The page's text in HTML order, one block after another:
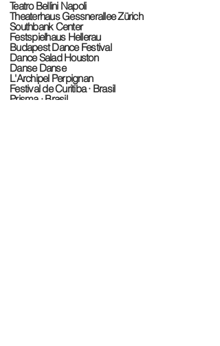
Teatro Bellini Napoli
Theaterhaus Gessnerallee Zürich
Southbank Center
Festspielhaus Hellerau
Budapest Dance Festival
Dance Salad Houston
Danse Danse
L'Archipel Perpignan
Festival de Curitiba · Brasil
Prisma · Brasil